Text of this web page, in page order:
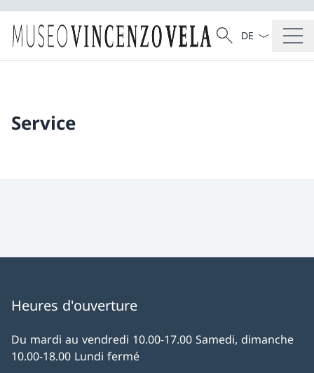
Recherche
Recherche
La langue
Service
Heures d'ouverture
Du mardi au vendredi 10.00-17.00 Samedi, dimanche
10.00-18.00 Lundi fermé